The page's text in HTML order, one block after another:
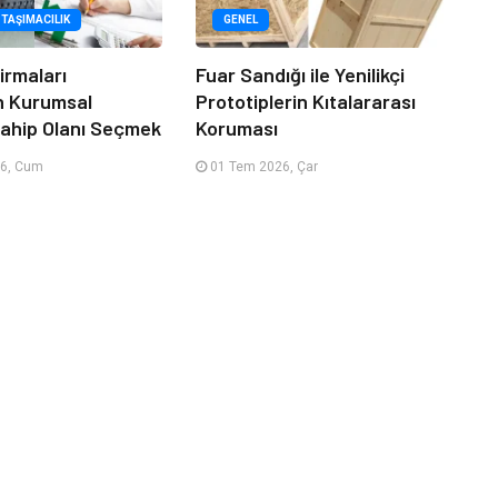
Kurumsal
Olanı Seçmek
Cum
GENEL
Fuar Sandığı ile Yenilikçi
Prototiplerin Kıtalararası
Koruması
01 Tem 2026, Çar